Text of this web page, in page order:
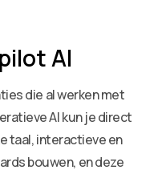
AI
die al werken met
AI kun je direct
taal, interactieve en
bouwen, en deze